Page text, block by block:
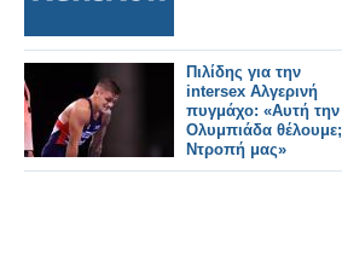
Πιλίδης για την
intersex Αλγερινή
πυγμάχο: «Αυτή την
Ολυμπιάδα θέλουμε;
Ντροπή μας»